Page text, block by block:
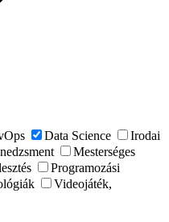
Data Science
Irodai
Mesterséges
Programozási
Videojáték,